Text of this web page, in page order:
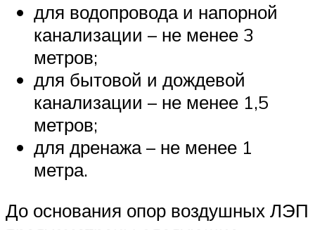
для водопровода и напорной
канализации – не менее 3
метров;
для бытовой и дождевой
канализации – не менее 1,5
метров;
для дренажа – не менее 1
метра.
До основания опор воздушных ЛЭП